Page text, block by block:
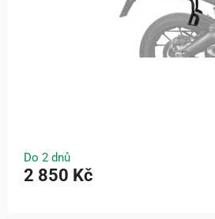
Do 2 dnů
2 850 Kč